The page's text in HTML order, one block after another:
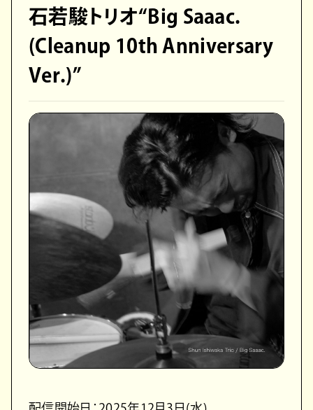
石若駿トリオ“Big Saaac.
(Cleanup 10th Anniversary
Ver.)”